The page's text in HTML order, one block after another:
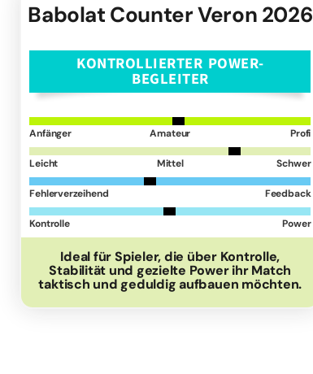
Babolat Counter Veron 2026
KONTROLLIERTER POWER-
BEGLEITER
Anfänger Amateur Profi
Leicht Mittel Schwer
Fehlerverzeihend Feedback
Kontrolle Power
Ideal für Spieler, die über Kontrolle,
Stabilität und gezielte Power ihr Match
taktisch und geduldig aufbauen möchten.